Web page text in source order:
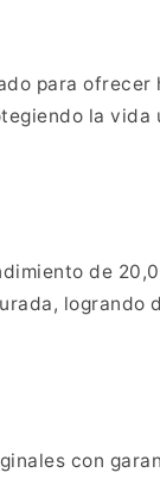
para
la
de
logrando
con